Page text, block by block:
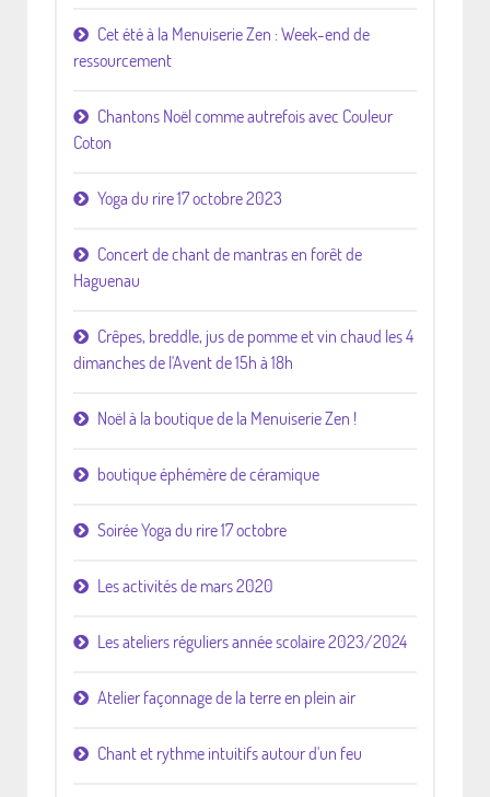
Cet été à la Menuiserie Zen : Week-end de
ressourcement
Chantons Noël comme autrefois avec Couleur
Coton
Yoga du rire 17 octobre 2023
Concert de chant de mantras en forêt de
Haguenau
Crêpes, breddle, jus de pomme et vin chaud les 4
dimanches de l'Avent de 15h à 18h
Noël à la boutique de la Menuiserie Zen !
boutique éphémère de céramique
Soirée Yoga du rire 17 octobre
Les activités de mars 2020
Les ateliers réguliers année scolaire 2023/2024
Atelier façonnage de la terre en plein air
Chant et rythme intuitifs autour d'un feu